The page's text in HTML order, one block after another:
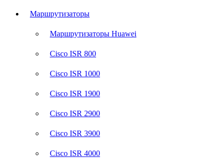
Маршрутизаторы
Маршрутизаторы Huawei
Cisco ISR 800
Cisco ISR 1000
Cisco ISR 1900
Cisco ISR 2900
Cisco ISR 3900
Cisco ISR 4000